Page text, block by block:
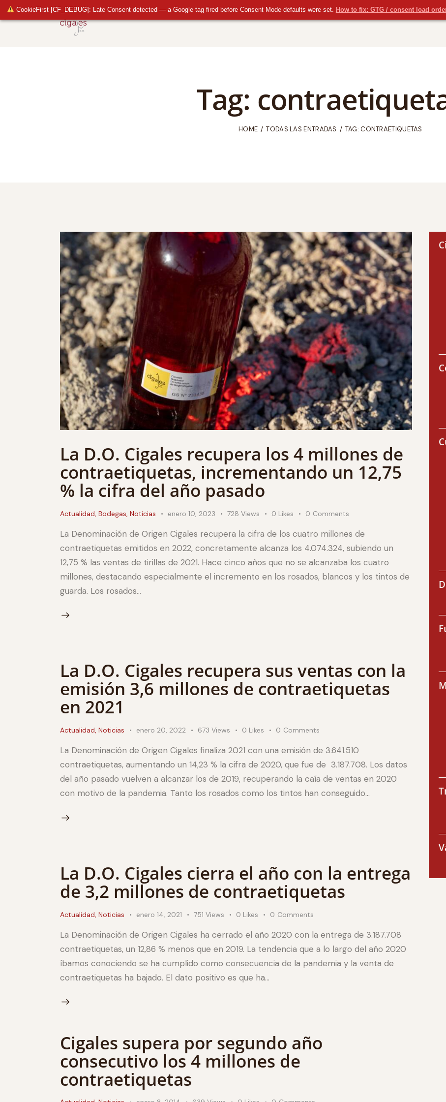
CookieFirst [CF_DEBUG]: Late Consent detected — a Google tag fired before Consent Mode defaults were set. How to fix: GTG / consent load
Tag:
HOME TODAS LAS ENTRADAS TAG: CONTRAETIQUETAS
La D.O. Cigales recupera los 4 millones de
contraetiquetas, incrementando un 12,75
% la cifra del año pasado
Actualidad Bodegas Noticias enero 10, 2023 728 Views 0 Likes 0 Comments
La Denominación de Origen Cigales recupera la cifra de los cuatro millones de
contraetiquetas emitidos en 2022, concretamente alcanza los 4.074.324, subiendo un
12,75 % las ventas de tirillas de 2021. Hace cinco años que no se alcanzaba los cuatro
millones, destacando especialmente el incremento en los rosados, blancos y los tintos de
guarda. Los rosados…
La D.O. Cigales recupera sus ventas con la
emisión 3,6 millones de contraetiquetas
en 2021
Actualidad, Noticias enero 20, 2022 673 Views 0 Likes 0 Comments
La Denominación de Origen Cigales finaliza 2021 con una emisión de 3.641.510
contraetiquetas, aumentando un 14,23 % la cifra de 2020, que fue de 3.187.708. Los datos
del año pasado vuelven a alcanzar los de 2019, recuperando la caía de ventas en 2020
con motivo de la pandemia. Tanto los rosados como los tintos han conseguido…
La D.O. Cigales cierra el año con la entrega
de 3,2 millones de contraetiquetas
Actualidad Noticias enero 14, 2021 751 Views 0 Likes 0 Comments
La Denominación de Origen Cigales ha cerrado el año 2020 con la entrega de 3.187.708
contraetiquetas, un 12,86 % menos que en 2019. La tendencia que a lo largo del año 2020
íbamos conociendo se ha cumplido como consecuencia de la pandemia y la venta de
contraetiquetas ha bajado. El dato positivo es que ha…
Cigales supera por segundo año
consecutivo los 4 millones de
contraetiquetas